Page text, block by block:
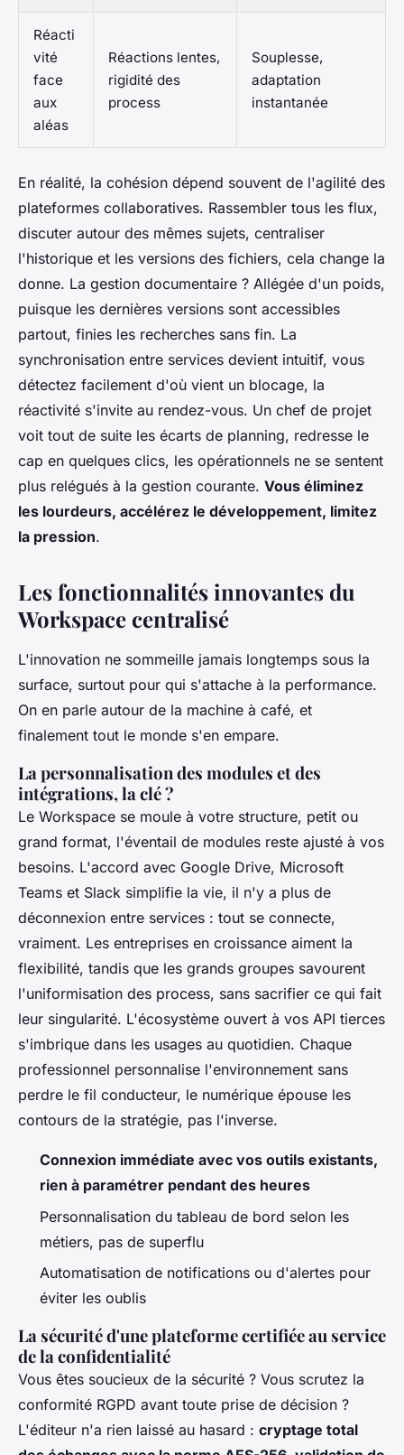
Réacti
vité
face
aux
aléas
Réactions lentes,
rigidité des
process
Souplesse,
adaptation
instantanée
En réalité, la cohésion dépend souvent de l'agilité des
plateformes collaboratives. Rassembler tous les flux,
discuter autour des mêmes sujets, centraliser
l'historique et les versions des fichiers, cela change la
donne. La gestion documentaire ? Allégée d'un poids,
puisque les dernières versions sont accessibles
partout, finies les recherches sans fin. La
synchronisation entre services devient intuitif, vous
détectez facilement d'où vient un blocage, la
réactivité s'invite au rendez-vous. Un chef de projet
voit tout de suite les écarts de planning, redresse le
cap en quelques clics, les opérationnels ne se sentent
plus relégués à la gestion courante. Vous éliminez
les lourdeurs, accélérez le développement, limitez
la pression.
Les fonctionnalités innovantes du
Workspace centralisé
L'innovation ne sommeille jamais longtemps sous la
surface, surtout pour qui s'attache à la performance.
On en parle autour de la machine à café, et
finalement tout le monde s'en empare.
La personnalisation des modules et des
intégrations, la clé ?
Le Workspace se moule à votre structure, petit ou
grand format, l'éventail de modules reste ajusté à vos
besoins. L'accord avec Google Drive, Microsoft
Teams et Slack simplifie la vie, il n'y a plus de
déconnexion entre services : tout se connecte,
vraiment. Les entreprises en croissance aiment la
flexibilité, tandis que les grands groupes savourent
l'uniformisation des process, sans sacrifier ce qui fait
leur singularité. L'écosystème ouvert à vos API tierces
s'imbrique dans les usages au quotidien. Chaque
professionnel personnalise l'environnement sans
perdre le fil conducteur, le numérique épouse les
contours de la stratégie, pas l'inverse.
Connexion immédiate avec vos outils existants,
rien à paramétrer pendant des heures
Personnalisation du tableau de bord selon les
métiers, pas de superflu
Automatisation de notifications ou d'alertes pour
éviter les oublis
La sécurité d'une plateforme certifiée au service
de la confidentialité
Vous êtes soucieux de la sécurité ? Vous scrutez la
conformité RGPD avant toute prise de décision ?
L'éditeur n'a rien laissé au hasard : cryptage total